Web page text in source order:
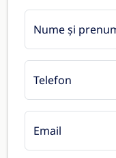
Nume și
Telefon
Email